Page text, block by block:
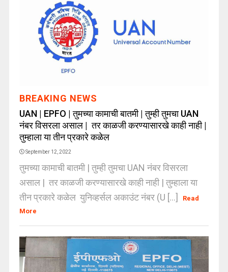
BREAKING NEWS
UAN | EPFO | तुमच्या कामाची बातमी | तुम्ही तुमचा UAN
नंबर विसरला असाल | तर काळजी करण्यासारखे काही नाही |
तुम्हाला या तीन प्रकारे कळेल
September 12, 2022
तुमच्या कामाची बातमी | तुम्ही तुमचा UAN नंबर विसरला
असाल | तर काळजी करण्यासारखे काही नाही | तुम्हाला या
तीन प्रकारे कळेल युनिव्हर्सल अकाउंट नंबर (U [...]
Read
More